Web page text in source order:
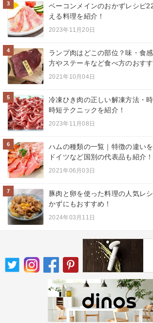
3
ベーコンメインのおかずレシピ
える料理を紹介！
2023年11月20日
4
ランプ肉はどこの部位？味・食
方やステーキなど食べ方のおすす
2021年10月04日
5
冷凍ひき肉の正しい解凍方法・
時短テクニックを紹介！
2023年11月08日
6
ハムの種類の一覧｜特徴の違い
ドイツなど国別の代表品も紹介！
2021年06月03日
7
豚肉と卵を使った料理の人気レ
かずにもおすすめ！
2024年03月11日